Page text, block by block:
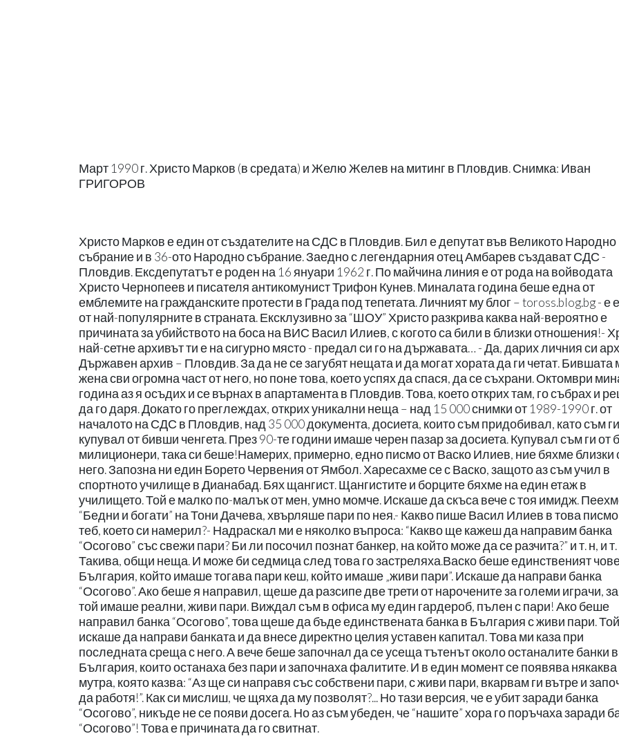
Март 1990 г. Христо Марков (в средата) и Желю Желев на митинг в Пловдив. Снимка: Иван
ГРИГОРОВ
Христо Марков е един от създателите на СДС в Пловдив. Бил е депутат във Великото Народно
събрание и в 36-ото Народно събрание. Заедно с легендарния отец Амбарев създават СДС -
Пловдив. Ексдепутатът е роден на 16 януари 1962 г. По майчина линия е от рода на войводата
Христо Чернопеев и писателя антикомунист Трифон Кунев. Миналата година беше една от
емблемите на гражданските протести в Града под тепетата. Личният му блог – toross.blog.bg - е
от най-популярните в страната. Ексклузивно за “ШОУ” Христо разкрива каква най-вероятно е
причината за убийството на боса на ВИС Васил Илиев, с когото са били в близки отношения!-
най-сетне архивът ти е на сигурно място - предал си го на държавата… - Да, дарих личния си
Държавен архив – Пловдив. За да не се загубят нещата и да могат хората да ги четат. Бившата
жена сви огромна част от него, но поне това, което успях да спася, да се съхрани. Октомври
година аз я осъдих и се върнах в апартамента в Пловдив. Това, което открих там, го събрах и
да го даря. Докато го преглеждах, открих уникални неща – над 15 000 снимки от 1989-1990 г. от
началото на СДС в Пловдив, над 35 000 документа, досиета, които съм придобивал, като съм ги
купувал от бивши ченгета. През 90-те години имаше черен пазар за досиета. Купувал съм ги от
милиционери, така си беше!Намерих, примерно, едно писмо от Васко Илиев, ние бяхме близки
него. Запозна ни един Борето Червения от Ямбол. Харесахме се с Васко, защото аз съм учил в
спортното училище в Дианабад. Бях щангист. Щангистите и борците бяхме на един етаж в
училището. Той е малко по-малък от мен, умно момче. Искаше да скъса вече с тоя имидж.
“Бедни и богати” на Тони Дачева, хвърляше пари по нея.- Какво пише Васил Илиев в това
теб, което си намерил?- Надраскал ми е няколко въпроса: “Какво ще кажеш да направим банка
“Осогово” със свежи пари? Би ли посочил познат банкер, на който може да се разчита?” и т. н, и т.
Такива, общи неща. И може би седмица след това го застреляха.Васко беше единственият
България, който имаше тогава пари кеш, който имаше „живи пари”. Искаше да направи банка
“Осогово”. Ако беше я направил, щеше да разсипе две трети от нарочените за големи играчи,
той имаше реални, живи пари. Виждал съм в офиса му един гардероб, пълен с пари! Ако беше
направил банка “Осогово”, това щеше да бъде единствената банка в България с живи пари. Той
искаше да направи банката и да внесе директно целия уставен капитал. Това ми каза при
последната среща с него. А вече беше започнал да се усеща тътенът около останалите банки в
България, които останаха без пари и започнаха фалитите. И в един момент се появява някаква
мутра, която казва: “Аз ще си направя със собствени пари, с живи пари, вкарвам ги вътре и
да работя!”. Как си мислиш, че щяха да му позволят?... Но тази версия, че е убит заради банка
“Осогово”, никъде не се появи досега. Но аз съм убеден, че “нашите” хора го поръчаха заради
“Осогово”! Това е причината да го свитнат.